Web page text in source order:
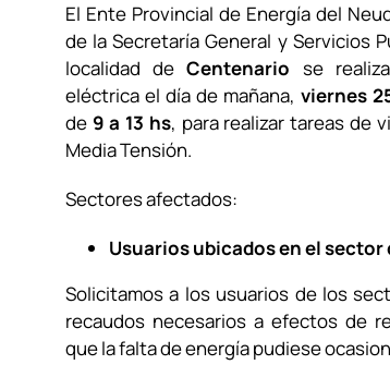
El Ente Provincial de Energía del
de la Secretaría General y Servicios
localidad deCentenario se
eléctrica el día de mañana, viernes
de 9 a 13 hs, para realizar tareas de
Media Tensión.
Sectores afectados:
Usuarios ubicados en el
Solicitamos a los usuarios de los
recaudos necesarios a efectos de
que la falta de energía pudiese